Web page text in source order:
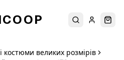
ПошукУвійти
костюми великих розмірів